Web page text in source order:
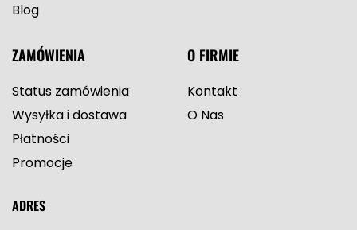
Blog
ZAMÓWIENIA
Status zamówienia
Wysyłka i dostawa
Płatności
Promocje
O FIRMIE
Kontakt
O Nas
ADRES